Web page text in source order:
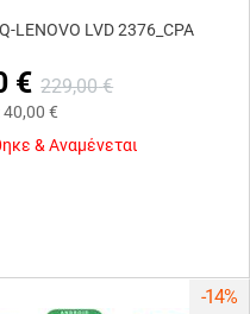
LENOVO LVD 2376_CPA
€ 229,00 €
40,00 €
& Αναμένεται
-14%